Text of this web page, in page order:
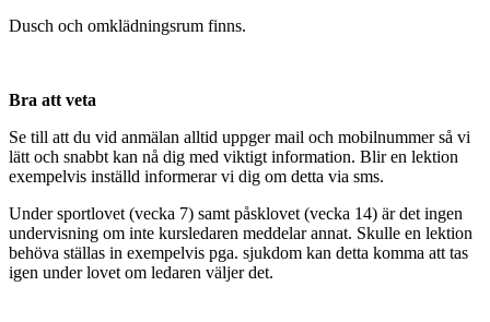
Dusch och omklädningsrum finns.
Bra att veta
Se till att du vid anmälan alltid uppger mail och mobilnummer så vi
lätt och snabbt kan nå dig med viktigt information. Blir en lektion
exempelvis inställd informerar vi dig om detta via sms.
Under sportlovet (vecka 7) samt påsklovet (vecka 14) är det ingen
undervisning om inte kursledaren meddelar annat. Skulle en lektion
behöva ställas in exempelvis pga. sjukdom kan detta komma att tas
igen under lovet om ledaren väljer det.